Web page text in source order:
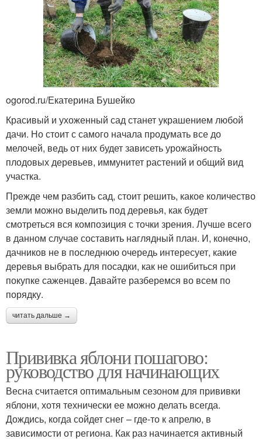
ogorod.ru/Екатерина Бушейко
Красивый и ухоженный сад станет украшением любой
дачи. Но стоит с самого начала продумать все до
мелочей, ведь от них будет зависеть урожайность
плодовых деревьев, иммунитет растений и общий вид
участка.
Прежде чем разбить сад, стоит решить, какое количество
земли можно выделить под деревья, как будет
смотреться вся композиция с точки зрения. Лучше всего
в данном случае составить наглядный план. И, конечно,
дачников не в последнюю очередь интересует, какие
деревья выбрать для посадки, как не ошибиться при
покупке саженцев. Давайте разберемся во всем по
порядку.
читать дальше →
Прививка яблони пошагово:
руководство для начинающих
Весна считается оптимальным сезоном для прививки
яблони, хотя технически ее можно делать всегда.
Дождись, когда сойдет снег – где-то к апрелю, в
зависимости от региона. Как раз начинается активный